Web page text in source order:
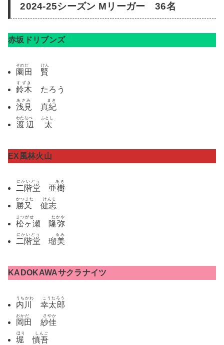
2024-25シーズン Mリーガー 36名
赤坂ドリブンズ
園田 賢
そのだ けん
鈴木
すずき
たろう
浅見 真紀
あさみ まき
渡辺 太
わたなべ ふとし
EX風林火山
二階堂 亜樹
にかいどう あき
勝又 健志
かつまた けんじ
松ヶ瀬 隆弥
まつがせ たかや
二階堂 瑠美
にかいどう るみ
KADOKAWAサクラナイツ
内川 幸太郎
うちかわ こうたろう
岡田 紗佳
おかだ さやか
堀 慎吾
ほり しんご